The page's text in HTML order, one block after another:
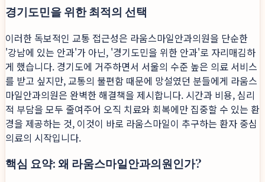
경기도민을 위한 최적의 선택
이러한 독보적인 교통 접근성은 라움스마일안과의원을 단순한
'강남에 있는 안과'가 아닌, '경기도민을 위한 안과'로 자리매김하
게 했습니다. 경기도에 거주하면서 서울의 수준 높은 의료 서비스
를 받고 싶지만, 교통의 불편함 때문에 망설였던 분들에게 라움스
마일안과의원은 완벽한 해결책을 제시합니다. 시간과 비용, 심리
적 부담을 모두 줄여주어 오직 치료와 회복에만 집중할 수 있는 환
경을 제공하는 것, 이것이 바로 라움스마일이 추구하는 환자 중심
의료의 시작입니다.
핵심 요약: 왜 라움스마일안과의원인가?